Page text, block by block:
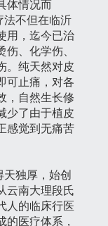
体情况而
不但在临沂
用，迄今已治
、化学伤、
。纯天然对皮
可止痛，对各
，自然生长修
少了由于植皮
感觉到无痛苦
天独厚，始创
云南大理段氏
人的临床行医
医疗体系，